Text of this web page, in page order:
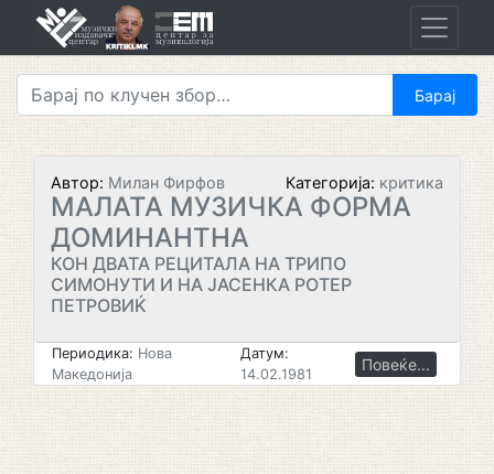
Автор: Милан Фирфов Категорија: критика
МАЛАТА МУЗИЧКА ФОРМА
ДОМИНАНТНА
КОН ДВАТА РЕЦИТАЛА НА ТРИПО
СИМОНУТИ И НА ЈАСЕНКА РОТЕР
ПЕТРОВИЌ
Периодика: Нова
Македонија
Датум:
14.02.1981
Повеќе...